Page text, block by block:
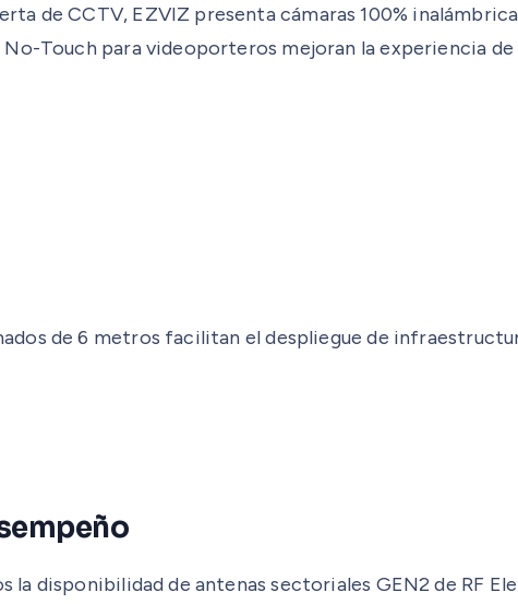
de CCTV, EZVIZ presenta cámaras 100%
Touch para videoporteros mejoran la experiencia
de 6 metros facilitan el despliegue de
disponibilidad de antenas sectoriales GEN2 de RF